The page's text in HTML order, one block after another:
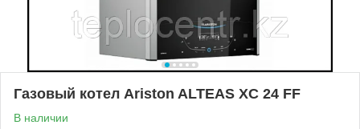
Газовый котел Ariston ALTEAS XC 24 FF
В наличии